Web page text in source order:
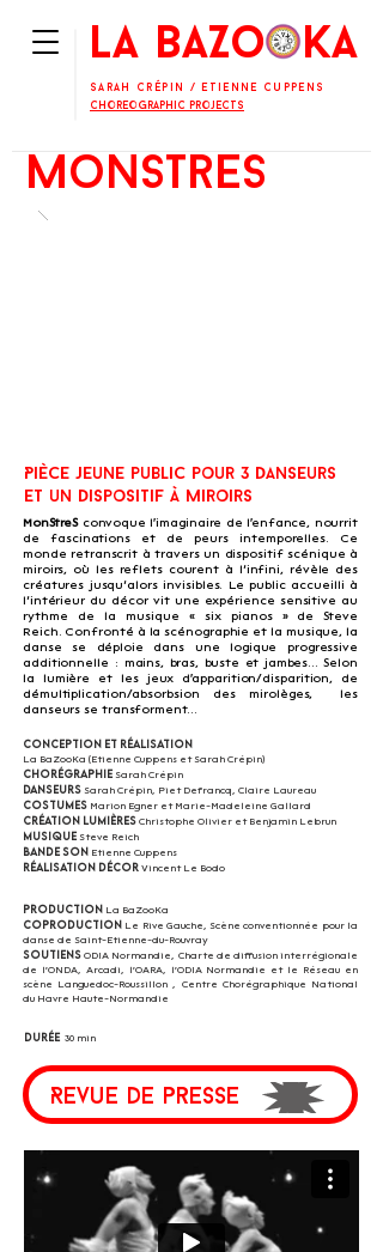
Sarah Crépin / Etienne Cuppens
La BaZooKa
Choreographic projects
monstres
Pièce jeune public pour 3 danseurs
et un dispositif à miroirs
MonStreSconvoque l'imaginaire de l'enfance, nourrit
de fascinations et de peurs intemporelles. Ce
monde retranscrit à travers un dispositif scénique à
miroirs, où les reflets courent à l’infini, révèle des
créatures jusqu’alors invisibles. Le public accueilli à
l’intérieur du décor vit une expérience sensitive au
rythme de la musique « six pianos » de Steve
Reich. Confronté à la scénographie et la musique, la
danse se déploie dans une logique progressive
additionnelle : mains, bras, buste et jambes... Selon
la lumière et les jeux d'apparition/disparition, de
démultiplication/absorbsion des mirolèges, les
danseurs se transforment...
Conception ET RéALISATION
La BaZooKa (Etienne Cuppens et Sarah Crépin)
Chorégraphie Sarah Crépin
Danseurs Sarah Crépin, Piet Defrancq, Claire Laureau
Costumes Marion Egner et Marie-Madeleine Gallard
Création lumières Christophe Olivier et Benjamin Lebrun
Musique Steve Reich
Bande son Etienne Cuppens
RéALISATION Décor Vincent Le Bodo
Production La BaZooKa
Coproduction Le Rive Gauche, Scène conventionnée pour la
danse de Saint-Etienne-du-Rouvray
Soutiens ODIA Normandie, Charte de diffusion interrégionale
de l'ONDA, Arcadi, l'OARA, l'ODIA Normandie et le Réseau en
scène Languedoc-Roussillon , Centre Chorégraphique National
du Havre Haute-Normandie
Durée 30 min
Revue de presse